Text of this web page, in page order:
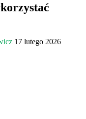
17 lutego 2026